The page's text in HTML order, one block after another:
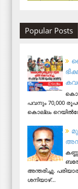
Popular Posts
പവനും 70,000
കൊല്ലം റെയിൽവേ
അന്തരിച്ചു.
ശനിയാഴ്...